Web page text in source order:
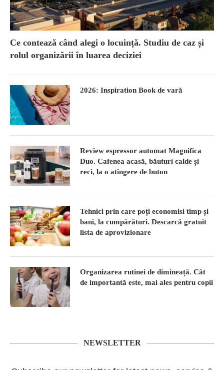
Ce contează când alegi o locuință. Studiu de caz și
rolul organizării în luarea deciziei
2026: Inspiration Book de vară
Review espressor automat Magnifica
Duo. Cafenea acasă, băuturi calde și
reci, la o atingere de buton
Tehnici prin care poți economisi timp și
bani, la cumpărături. Descarcă gratuit
lista de aprovizionare
Organizarea rutinei de dimineață. Cât
de importantă este, mai ales pentru copii
NEWSLETTER